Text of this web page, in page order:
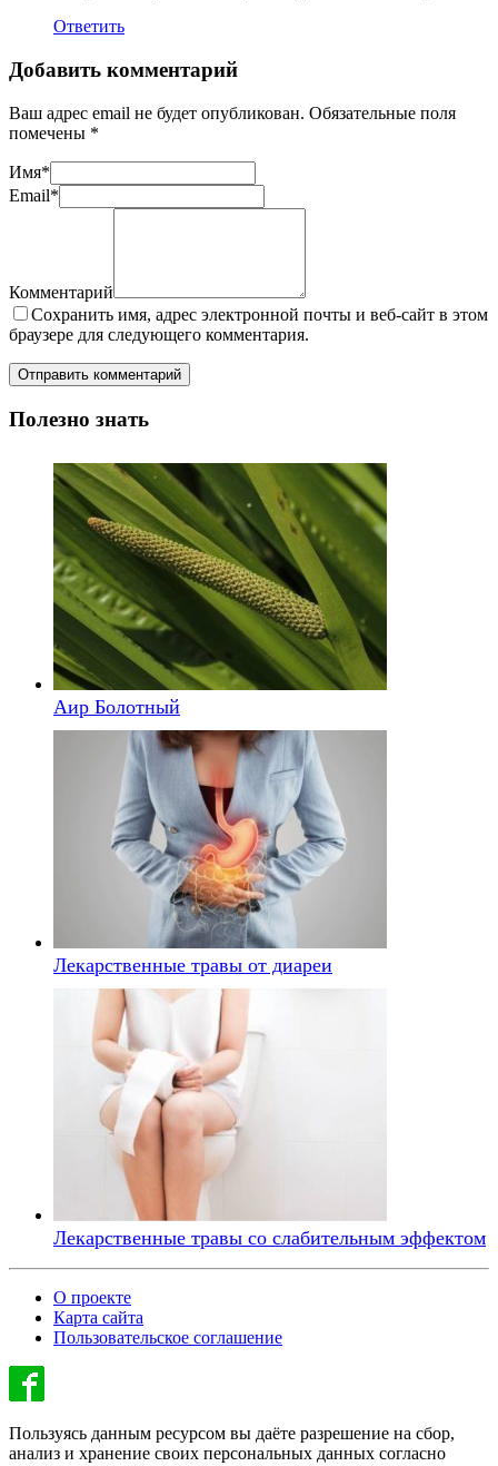
Ответить
Добавить комментарий
Ваш адрес email не будет опубликован. Обязательные поля
помечены *
Имя*
Email*
Комментарий
Сохранить имя, адрес электронной почты и веб-сайт в этом
браузере для следующего комментария.
Полезно знать
Аир Болотный
Лекарственные травы от диареи
Лекарственные травы со слабительным эффектом
О проекте
Карта сайта
Пользовательское соглашение
Пользуясь данным ресурсом вы даёте разрешение на сбор,
анализ и хранение своих персональных данных согласно